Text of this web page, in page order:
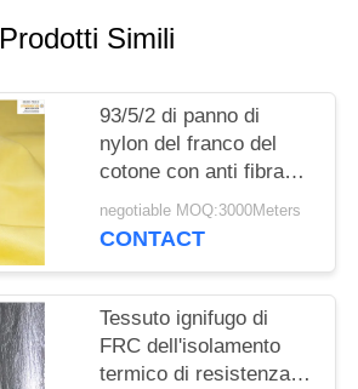
Prodotti Simili
93/5/2 di panno di
nylon del franco del
cotone con anti fibra
statica
negotiable MOQ:3000Meters
CONTACT
Tessuto ignifugo di
FRC dell'isolamento
termico di resistenza di